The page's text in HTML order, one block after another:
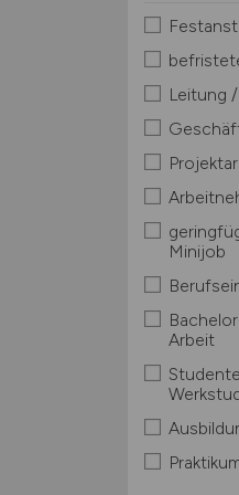
Leitung
Minijob
Arbeit